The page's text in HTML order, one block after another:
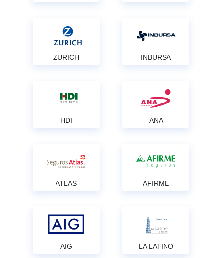
ZURICH INBURSA
HDI ANA
ATLAS AFIRME
AIG LA LATINO